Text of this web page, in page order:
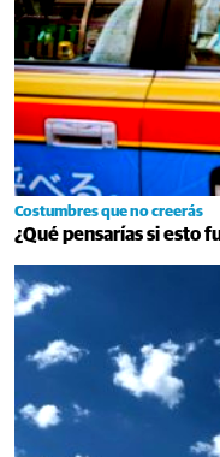
Costumbres que no creerás
¿Qué pensarías si esto